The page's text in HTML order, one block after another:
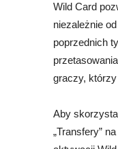
Wild Card
niezależnie
poprzednich
graczy,
Aby
„Transfery”